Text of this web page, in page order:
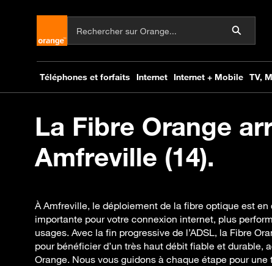
La Fibre Orange
Amfreville (14).
À Amfreville, le déploiement de la fibre optique est
importante pour votre connexion internet, plus
usages. Avec la fin progressive de l’ADSL, la Fibre
pour bénéficier d’un très haut débit fiable et durable,
Orange. Nous vous guidons à chaque étape pour